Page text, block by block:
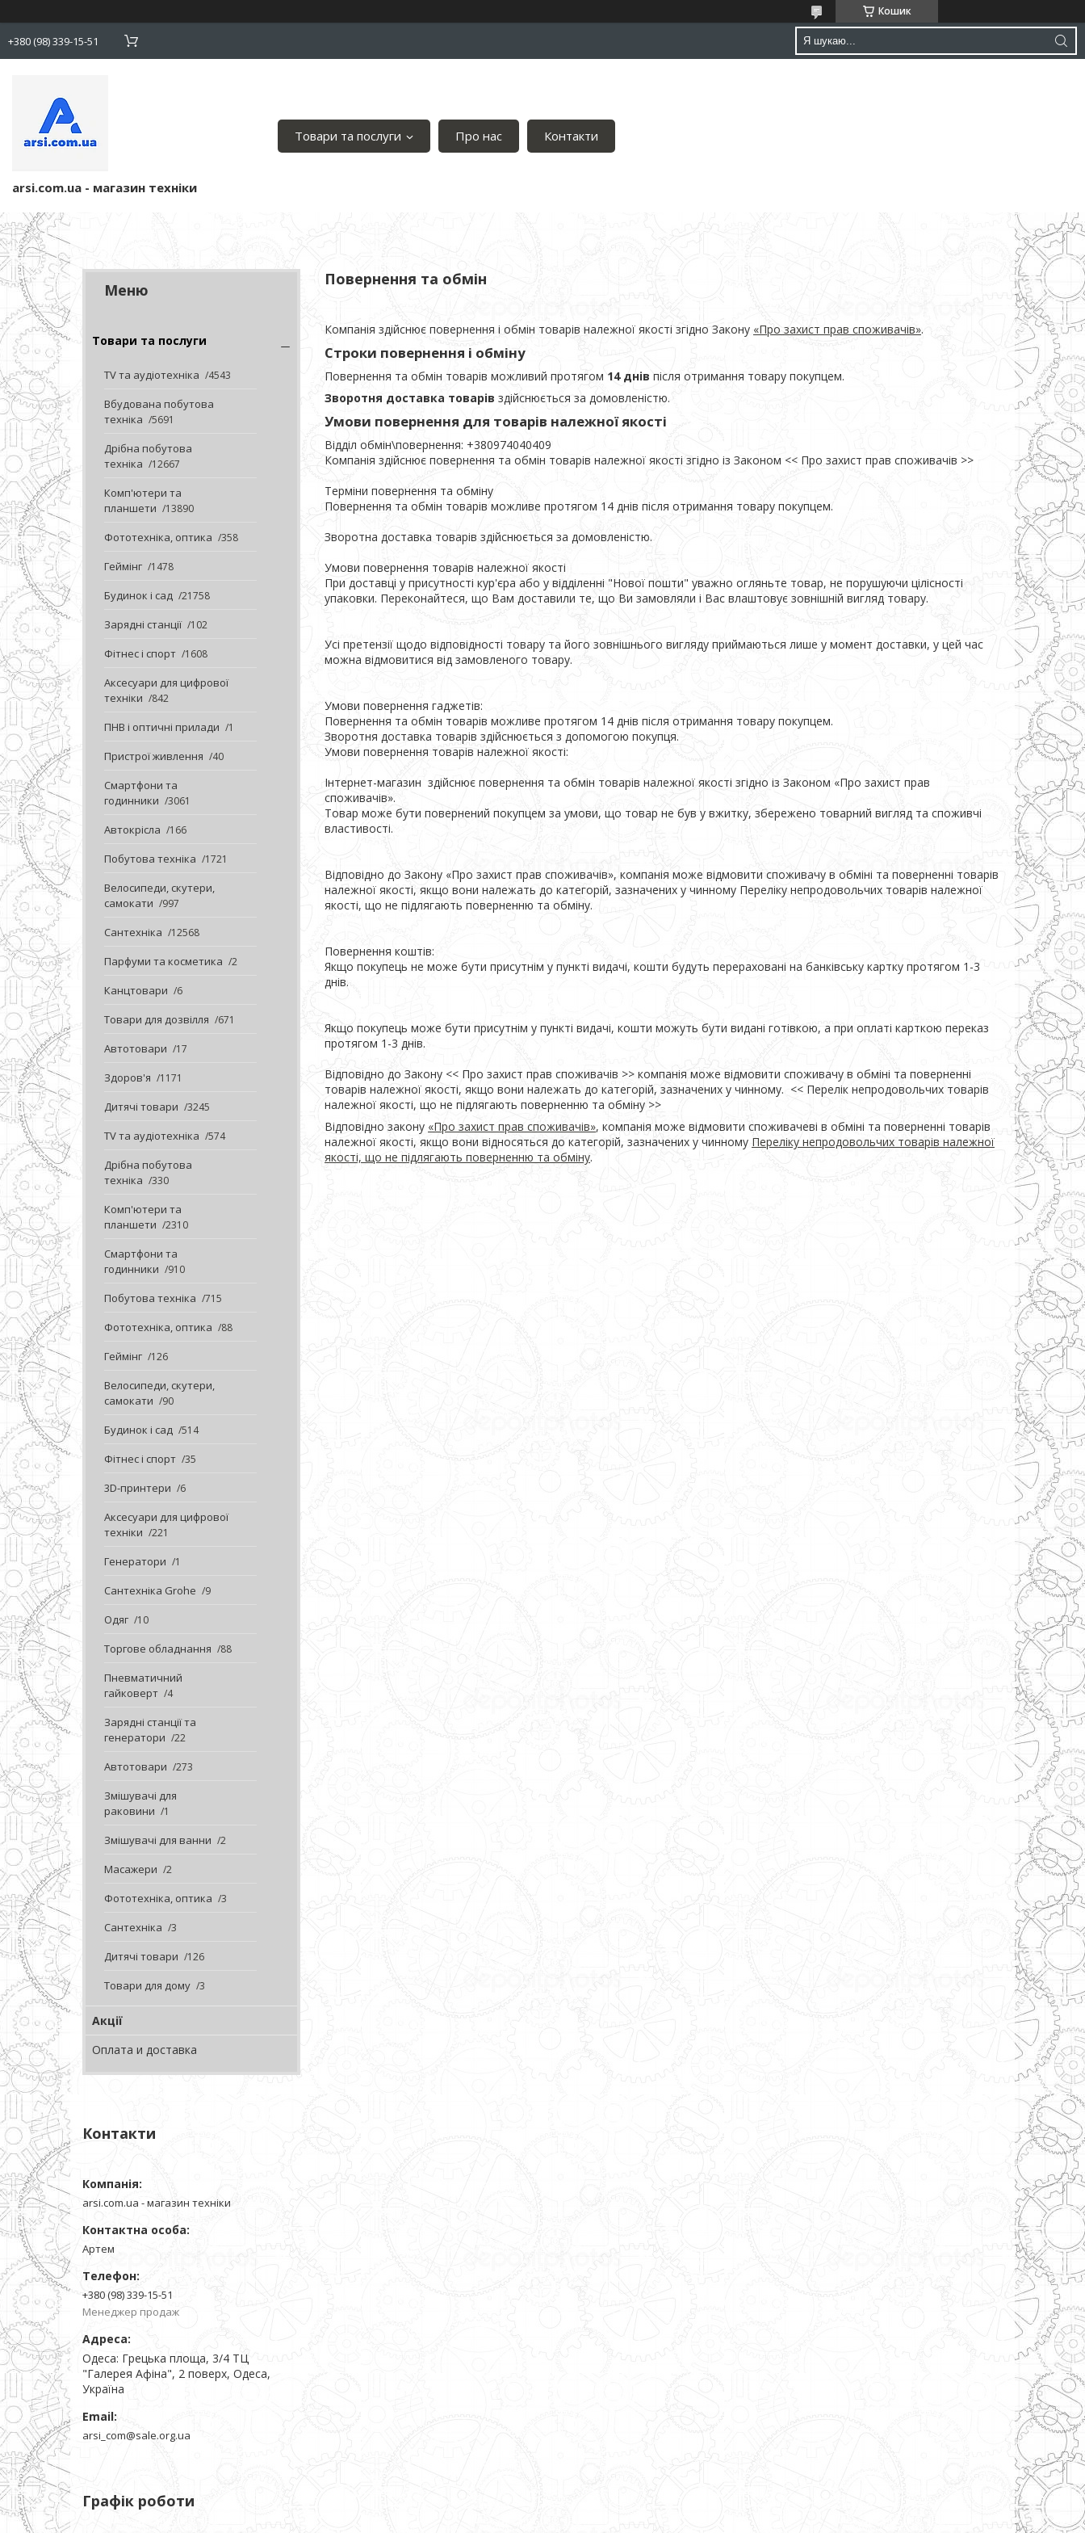
Кошик
+380 (98) 339-15-51
arsi.com.ua - магазин техніки
Товари та послуги Про нас Контакти
Товари та послуги
TV та аудіотехніка 4543
Вбудована побутова
техніка
5691
Дрібна побутова
техніка
12667
Комп'ютери та
планшети
13890
Фототехніка, оптика 358
Геймінг 1478
Будинок і сад 21758
Зарядні станції 102
Фітнес і спорт 1608
Аксесуари для цифрової
техніки
842
ПНВ і оптичні прилади 1
Пристрої живлення 40
Смартфони та
годинники
3061
Автокрісла 166
Побутова техніка 1721
Велосипеди, скутери,
самокати
997
Сантехніка 12568
Парфуми та косметика 2
Канцтовари 6
Товари для дозвілля 671
Автотовари 17
Здоров'я 1171
Дитячі товари 3245
TV та аудіотехніка 574
Дрібна побутова
техніка
330
Комп'ютери та
планшети
2310
Смартфони та
годинники
910
Побутова техніка 715
Фототехніка, оптика 88
Геймінг 126
Велосипеди, скутери,
самокати
90
Будинок і сад 514
Фітнес і спорт 35
3D-принтери 6
Аксесуари для цифрової
техніки
221
Генератори 1
Сантехніка Grohe 9
Одяг 10
Торгове обладнання 88
Пневматичний
гайковерт
4
Зарядні станції та
генератори
22
Автотовари 273
Змішувачі для
раковини
1
Змішувачі для ванни 2
Масажери 2
Фототехніка, оптика 3
Сантехніка 3
Дитячі товари 126
Товари для дому 3
Акції
Оплата и доставка
Контакти
arsi.com.ua - магазин техніки
Артем
+380 (98) 339-15-51
Менеджер продаж
Одеса: Грецька площа, 3/4 ТЦ
"Галерея Афіна", 2 поверх, Одеса,
Україна
arsi_com@sale.org.ua
Графік роботи
Повернення та обмін
Компанія здійснює повернення і обмін товарів належної якості згідно Закону «Про захист прав споживачів».
Строки повернення і обміну
Повернення та обмін товарів можливий протягом 14 днів після отримання товару покупцем.
Зворотня доставка товарів здійснюється за домовленістю.
Умови повернення для товарів належної якості
Відділ обмін\повернення: +380974040409
Компанія здійснює повернення та обмін товарів належної якості згідно із Законом << Про захист прав споживачів >>
Терміни повернення та обміну
Повернення та обмін товарів можливе протягом 14 днів після отримання товару покупцем.
Зворотна доставка товарів здійснюється за домовленістю.
Умови повернення товарів належної якості
При доставці у присутності кур'єра або у відділенні "Нової пошти" уважно огляньте товар, не порушуючи цілісності
упаковки. Переконайтеся, що Вам доставили те, що Ви замовляли і Вас влаштовує зовнішній вигляд товару.
Усі претензії щодо відповідності товару та його зовнішнього вигляду приймаються лише у момент доставки, у цей час
можна відмовитися від замовленого товару.
Умови повернення гаджетів:
Повернення та обмін товарів можливе протягом 14 днів після отримання товару покупцем.
Зворотня доставка товарів здійснюється з допомогою покупця.
Умови повернення товарів належної якості:
Інтернет-магазин  здійснює повернення та обмін товарів належної якості згідно із Законом «Про захист прав
споживачів».
Товар може бути повернений покупцем за умови, що товар не був у вжитку, збережено товарний вигляд та споживчі
властивості.
Відповідно до Закону «Про захист прав споживачів», компанія може відмовити споживачу в обміні та поверненні товарів
належної якості, якщо вони належать до категорій, зазначених у чинному Переліку непродовольчих товарів належної
якості, що не підлягають поверненню та обміну.
Повернення коштів:
Якщо покупець не може бути присутнім у пункті видачі, кошти будуть перераховані на банківську картку протягом 1-3
днів.
Якщо покупець може бути присутнім у пункті видачі, кошти можуть бути видані готівкою, а при оплаті карткою переказ
протягом 1-3 днів.
Відповідно до Закону << Про захист прав споживачів >> компанія може відмовити споживачу в обміні та поверненні
товарів належної якості, якщо вони належать до категорій, зазначених у чинному.  << Перелік непродовольчих товарів
належної якості, що не підлягають поверненню та обміну >>
Відповідно закону «Про захист прав споживачів», компанія може відмовити споживачеві в обміні та поверненні товарів
належної якості, якщо вони відносяться до категорій, зазначених у чинному Переліку непродовольчих товарів належної
якості, що не підлягають поверненню та обміну.